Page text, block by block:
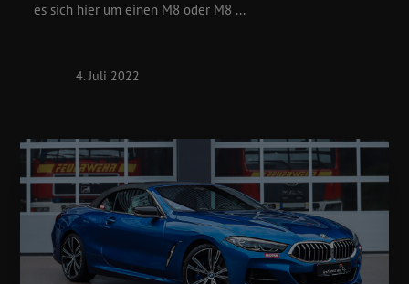
es sich hier um einen M8 oder M8 ...
4. Juli 2022